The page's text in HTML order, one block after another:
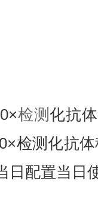
检测化抗
检测化抗
日配置当日